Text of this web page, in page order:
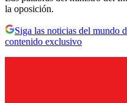
la oposición.
Siga las noticias del mundo
contenido exclusivo